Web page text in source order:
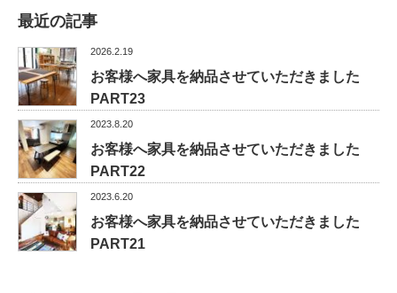
最近の記事
2026.2.19
お客様へ家具を納品させていただきました
PART23
2023.8.20
お客様へ家具を納品させていただきました
PART22
2023.6.20
お客様へ家具を納品させていただきました
PART21